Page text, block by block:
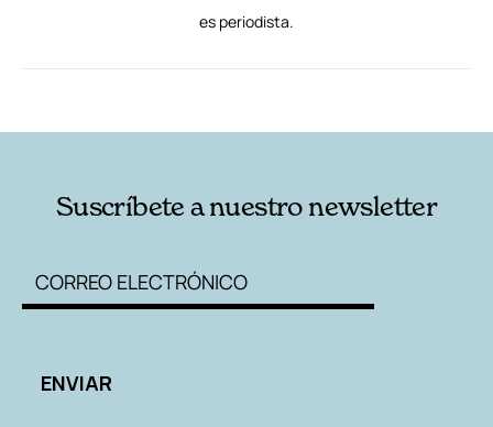
es periodista.
Suscríbete a nuestro newsletter